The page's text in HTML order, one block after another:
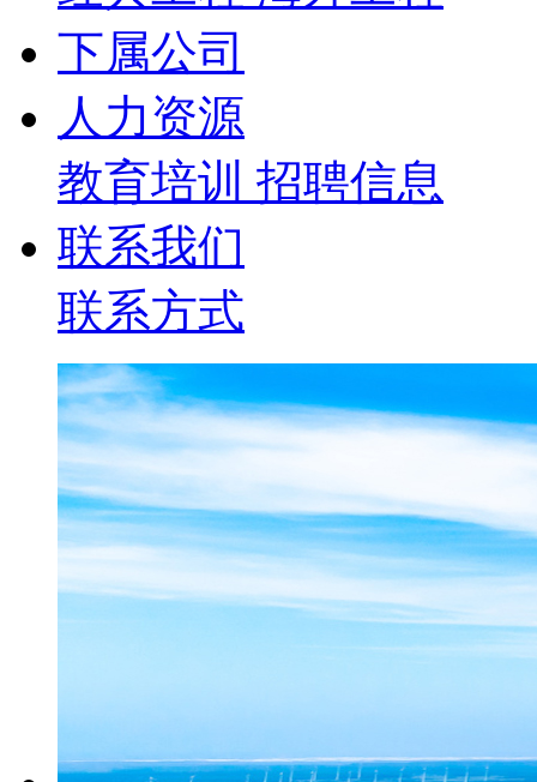
下属公司
人力资源
教育培训 招聘信息
联系我们
联系方式